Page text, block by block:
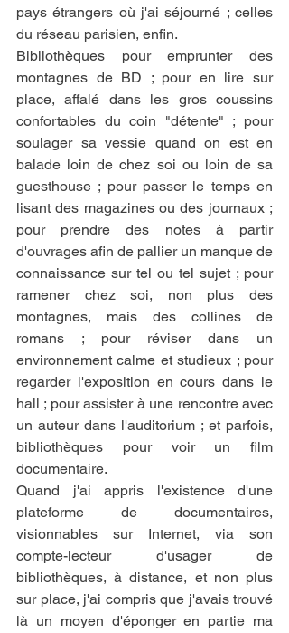
pays étrangers où j'ai séjourné ; celles
du réseau parisien, enfin.
Bibliothèques pour emprunter des
montagnes de BD ; pour en lire sur
place, affalé dans les gros coussins
confortables du coin "détente" ; pour
soulager sa vessie quand on est en
balade loin de chez soi ou loin de sa
guesthouse ; pour passer le temps en
lisant des magazines ou des journaux ;
pour prendre des notes à partir
d'ouvrages afin de pallier un manque de
connaissance sur tel ou tel sujet ; pour
ramener chez soi, non plus des
montagnes, mais des collines de
romans ; pour réviser dans un
environnement calme et studieux ; pour
regarder l'exposition en cours dans le
hall ; pour assister à une rencontre avec
un auteur dans l'auditorium ; et parfois,
bibliothèques pour voir un film
documentaire.
Quand j'ai appris l'existence d'une
plateforme de documentaires,
visionnables sur Internet, via son
compte-lecteur d'usager de
bibliothèques, à distance, et non plus
sur place, j'ai compris que j'avais trouvé
là un moyen d'éponger en partie ma